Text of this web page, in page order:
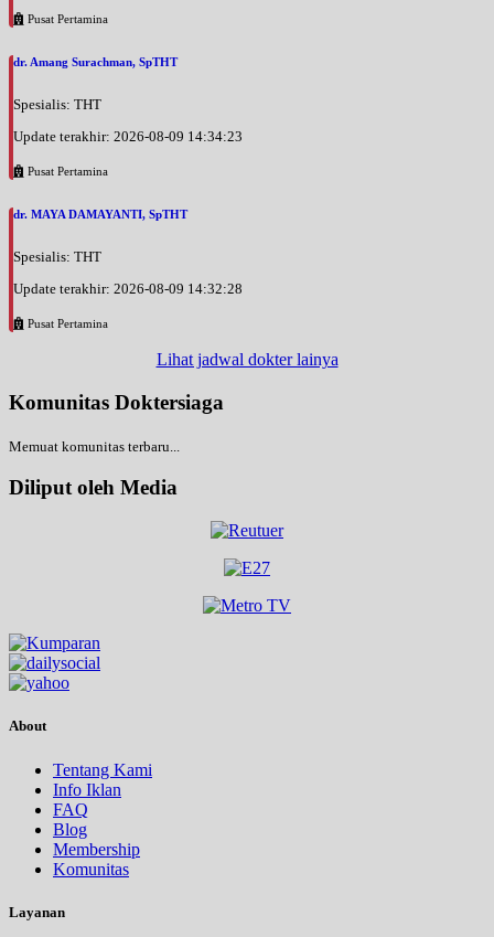
Pusat Pertamina
dr. Amang Surachman, SpTHT
Spesialis: THT
Update terakhir: 2026-08-09 14:34:23
Pusat Pertamina
dr. MAYA DAMAYANTI, SpTHT
Spesialis: THT
Update terakhir: 2026-08-09 14:32:28
Pusat Pertamina
Lihat jadwal dokter lainya
Komunitas Doktersiaga
Memuat komunitas terbaru...
Diliput oleh Media
About
Tentang Kami
Info Iklan
FAQ
Blog
Membership
Komunitas
Layanan